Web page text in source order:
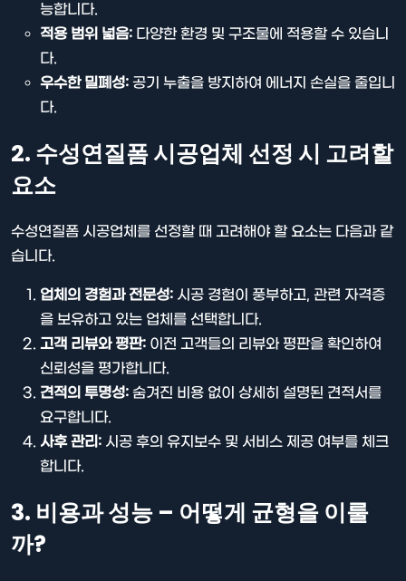
능합니다.
적용 범위 넓음: 다양한 환경 및 구조물에 적용할 수 있습니
다.
우수한 밀폐성: 공기 누출을 방지하여 에너지 손실을 줄입니
다.
2. 수성연질폼 시공업체 선정 시 고려할
요소
수성연질폼 시공업체를 선정할 때 고려해야 할 요소는 다음과 같
습니다.
업체의 경험과 전문성: 시공 경험이 풍부하고, 관련 자격증
을 보유하고 있는 업체를 선택합니다.
고객 리뷰와 평판: 이전 고객들의 리뷰와 평판을 확인하여
신뢰성을 평가합니다.
견적의 투명성: 숨겨진 비용 없이 상세히 설명된 견적서를
요구합니다.
사후 관리: 시공 후의 유지보수 및 서비스 제공 여부를 체크
합니다.
3. 비용과 성능 – 어떻게 균형을 이룰
까?